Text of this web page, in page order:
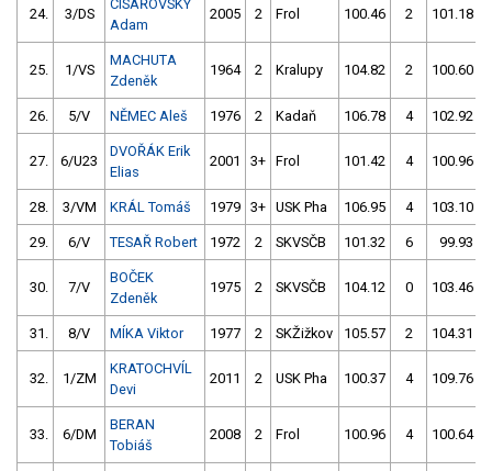
24. 3/DS
CÍSAŘOVSKÝ
Adam
2005 2 Frol 100.46 2 101.18
25. 1/VS
MACHUTA
Zdeněk
1964 2 Kralupy 104.82 2 100.60
26. 5/V NĚMEC Aleš 1976 2 Kadaň 106.78 4 102.92
27. 6/U23
DVOŘÁK Erik
Elias
2001 3+ Frol 101.42 4 100.96
28. 3/VM KRÁL Tomáš 1979 3+ USK Pha 106.95 4 103.10
29. 6/V TESAŘ Robert 1972 2 SKVSČB 101.32 6 99.93
30. 7/V
BOČEK
Zdeněk
1975 2 SKVSČB 104.12 0 103.46
31. 8/V MÍKA Viktor 1977 2 SKŽižkov 105.57 2 104.31
32. 1/ZM
KRATOCHVÍL
Devi
2011 2 USK Pha 100.37 4 109.76
33. 6/DM
BERAN
Tobiáš
2008 2 Frol 100.96 4 100.64